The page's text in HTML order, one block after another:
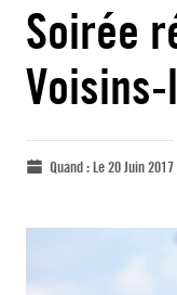
Soirée
Quand :Le 20 Juin 2017